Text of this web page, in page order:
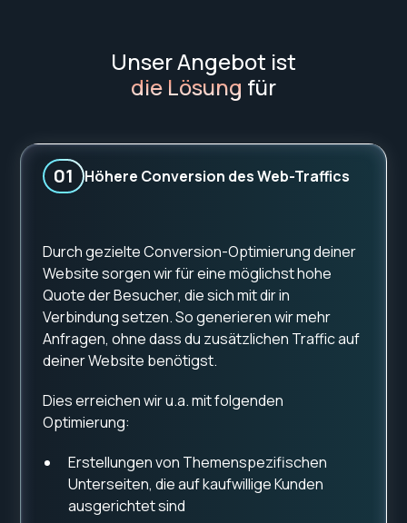
Unser Angebot ist
die Lösung für
01 Höhere Conversion des Web-Traffics
Durch gezielte Conversion-Optimierung deiner
Website sorgen wir für eine möglichst hohe
Quote der Besucher, die sich mit dir in
Verbindung setzen. So generieren wir mehr
Anfragen, ohne dass du zusätzlichen Traffic auf
deiner Website benötigst.
Dies erreichen wir u.a. mit folgenden
Optimierung:
Erstellungen von Themenspezifischen
Unterseiten, die auf kaufwillige Kunden
ausgerichtet sind